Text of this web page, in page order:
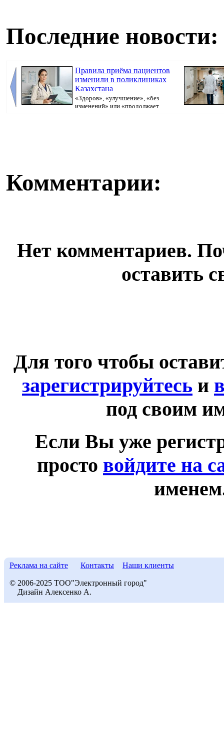
Последние новости:
Правила приёма пациентов
изменили в поликлиниках
Казахстана
«Здоров», «улучшение», «без
изменений» или «продолжает
Комментарии:
Нет комментариев.
оставить
Для того чтобы
зарегистрируйтесь и
под своим
Если Вы уже
просто войдите на
Реклама на сайте Контакты Наши клиенты
© 2006-2025 ТОО"Электронный город"
Дизайн Алексенко А.